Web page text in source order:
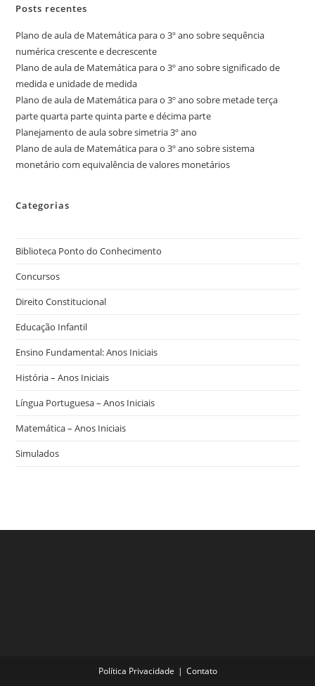
Posts recentes
Plano de aula de Matemática para o 3º ano sobre sequência
numérica crescente e decrescente
Plano de aula de Matemática para o 3º ano sobre significado de
medida e unidade de medida
Plano de aula de Matemática para o 3º ano sobre metade terça
parte quarta parte quinta parte e décima parte
Planejamento de aula sobre simetria 3º ano
Plano de aula de Matemática para o 3º ano sobre sistema
monetário com equivalência de valores monetários
Categorias
Biblioteca Ponto do Conhecimento
Concursos
Direito Constitucional
Educação Infantil
Ensino Fundamental: Anos Iniciais
História – Anos Iniciais
Língua Portuguesa – Anos Iniciais
Matemática – Anos Iniciais
Simulados
Política Privacidade Contato